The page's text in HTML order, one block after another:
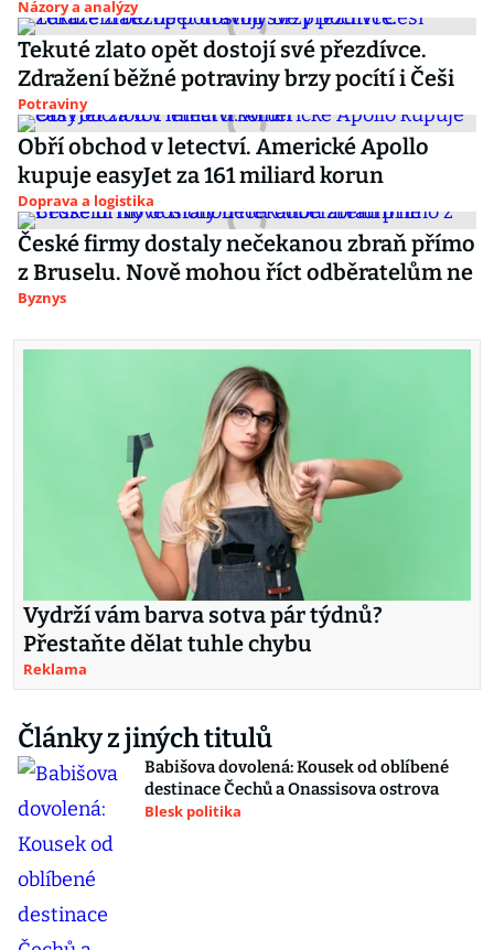
Názory a analýzy
Tekuté zlato opět dostojí své přezdívce.
Zdražení běžné potraviny brzy pocítí i Češi
Potraviny
Obří obchod v letectví. Americké Apollo
kupuje easyJet za 161 miliard korun
Doprava a logistika
České firmy dostaly nečekanou zbraň přímo
z Bruselu. Nově mohou říct odběratelům ne
Byznys
Vydrží vám barva sotva pár týdnů?
Přestaňte dělat tuhle chybu
Reklama
Články z jiných titulů
Babišova dovolená: Kousek od oblíbené
destinace Čechů a Onassisova ostrova
Blesk politika